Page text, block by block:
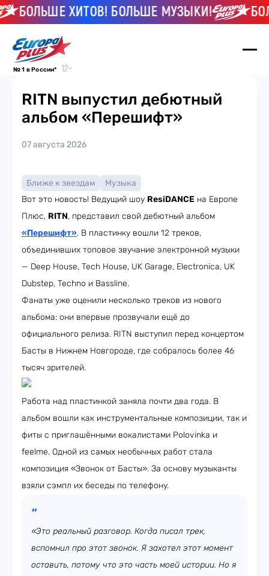
БОЛЬШЕ ХИТОВ! БОЛЬШЕ МУЗЫКИ!
№ 1 в России*
RITN выпустил дебютный
альбом «Перешифт»
07 августа 2026
Ближе к звездам
Музыка
Вот это новость! Ведущий шоу ResiDANCE на Европе
Плюс, RITN, представил свой дебютный альбом
«Перешифт». В пластинку вошли 12 треков,
объединивших топовое звучание электронной музыки
— Deep House, Tech House, UK Garage, Electronica, UK
Dubstep, Techno и Bassline.
Фанаты уже оценили несколько треков из нового
альбома: они впервые прозвучали ещё до
официального релиза. RITN выступил перед концертом
Басты в Нижнем Новгороде, где собралось более 46
тысяч зрителей.
Работа над пластинкой заняла почти два года. В
альбом вошли как инструментальные композиции, так и
фиты с приглашёнными вокалистами Polovinka и
feelme. Одной из самых необычных работ стала
композиция «Звонок от Басты». За основу музыканты
взяли сэмпл их беседы по телефону.
«Это реальный разговор. Когда писал трек,
вспомнил про этот звонок. Я захотел этот момент
оставить, потому что это часть моей истории. Но я